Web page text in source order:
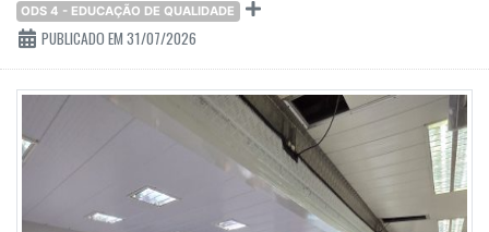
ODS 4 - EDUCAÇÃO DE QUALIDADE
PUBLICADO EM 31/07/2026